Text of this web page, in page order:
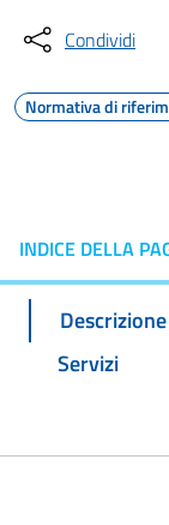
Condividi
Normativa di
INDICE DELLA
Descrizione
Servizi